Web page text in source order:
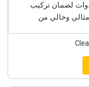
لضمان تركيب